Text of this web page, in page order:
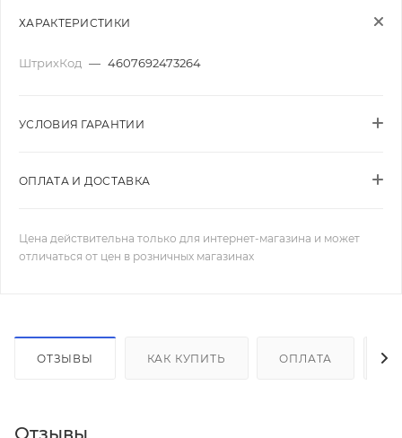
ХАРАКТЕРИСТИКИ
ШтрихКод — 4607692473264
УСЛОВИЯ ГАРАНТИИ
ОПЛАТА И ДОСТАВКА
Цена действительна только для интернет-магазина и может
отличаться от цен в розничных магазинах
ОТЗЫВЫ КАК КУПИТЬ ОПЛАТА
Отзывы